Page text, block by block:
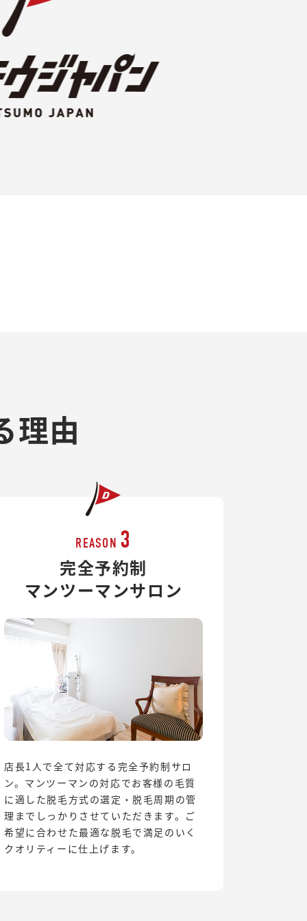
理由
REASON 3
完全予約制
マンツーマンサロン
店長1人で全て対応する完全予約制サロ
ン。マンツーマンの対応でお客様の毛質
に適した脱毛方式の選定・脱毛周期の管
理までしっかりさせていただきます。ご
希望に合わせた最適な脱毛で満足のいく
クオリティーに仕上げます。